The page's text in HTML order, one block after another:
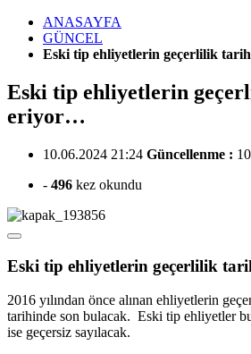
ANASAYFA
GÜNCEL
Eski tip ehliyetlerin geçerlilik
Eski tip ehliyetlerin
eriyor…
10.06.2024 21:24 Güncellenme :
- 496 kez okundu
Eski tip ehliyetlerin geçerlilik
2016 yılından önce alınan ehliyetlerin
tarihinde son bulacak. Eski tip ehliyetler
ise geçersiz sayılacak.